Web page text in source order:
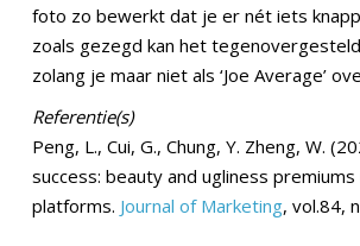
foto zo bewerkt dat je er nét iets
zoals gezegd kan het
zolang je maar niet als ‘Joe Average’
Referentie(s)
Peng, L., Cui, G., Chung, Y. Zheng, W.
success: beauty and ugliness
platforms. Journal of Marketing, vol.84,